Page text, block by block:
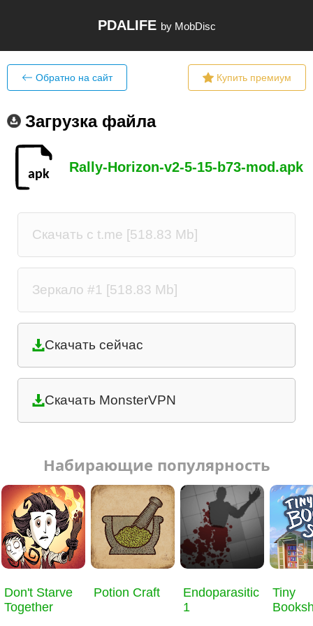
PDALIFE by MobDisc
Обратно на сайт Купить премиум
Загрузка файла
Rally-Horizon-v2-5-15-b73-mod.apk
Скачать c t.me [518.83 Mb]
Зеркало #1 [518.83 Mb]
Скачать сейчас
Скачать MonsterVPN
Набирающие популярность
Don't Starve
Together
Potion Craft
Endoparasitic
1
Tiny